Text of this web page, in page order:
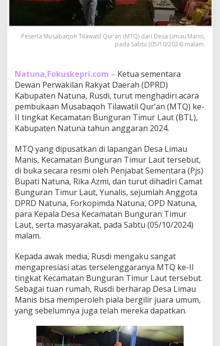
M
a
n
e
b
u
t
u
a
a
U
m
u
m
M
T
k
e
I
i
n
g
k
a
t
B
T
Peserta Musabaqoh Tilawatil Qur’an (MTQ) dari Desa Limau Manis,
pada Sabtu (05/10/2024) malam.
Natuna,Fokuskepri.com – Ketua sementara
Dewan Perwakilan Rakyat Daerah (DPRD)
Kabupaten Natuna, Rusdi, turut menghadiri acara
pembukaan Musabaqoh Tilawatil Qur’an (MTQ) ke-
II tingkat Kecamatan Bunguran Timur Laut (BTL),
Kabupaten Natuna tahun anggaran 2024.
MTQ yang dipusatkan di lapangan Desa Limau
Manis, Kecamatan Bunguran Timur Laut tersebut,
di buka secara resmi oleh Penjabat Sementara (Pjs)
Bupati Natuna, Rika Azmi, dan turut dihadiri Camat
Bunguran Timur Laut, Yunalis, sejumlah Anggota
DPRD Natuna, Forkopimda Natuna, OPD Natuna,
para Kepala Desa Kecamatan Bunguran Timur
Laut, serta masyarakat, pada Sabtu (05/10/2024)
malam.
Kepada awak media, Rusdi mengaku sangat
mengapresiasi atas terselenggaranya MTQ ke-II
tingkat Kecamatan Bunguran Timur Laut tersebut.
Sebagai tuan rumah, Rusdi berharap Desa Limau
Manis bisa memperoleh piala bergilir juara umum,
yang sebelumnya juga telah mereka dapatkan.